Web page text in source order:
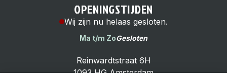
OPENINGSTIJDEN
Wij zijn nu helaas gesloten.
Ma t/m ZoGesloten
Reinwardtstraat 6H
1093 HG Amsterdam